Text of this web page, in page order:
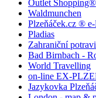
Outlet Shopping®
Waldmunchen
Plzeňáček.cz ®
Pladias
Zahraniční
Bad Birnbach -
World Travelling
on-line EX-
Jazykovka